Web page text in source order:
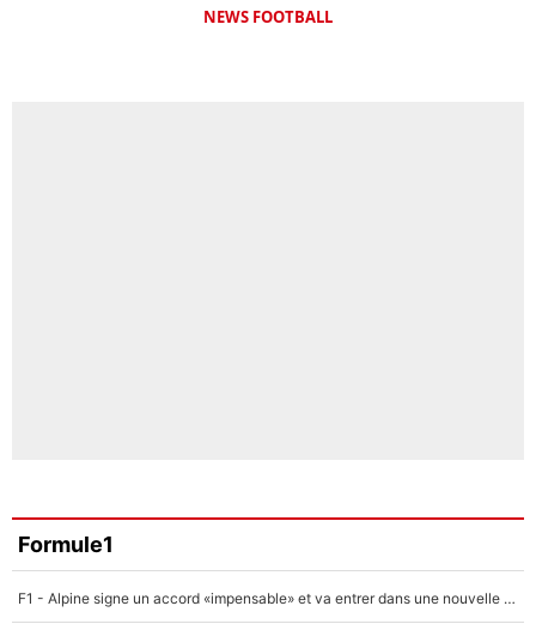
NEWS FOOTBALL
Formule1
F1 - Alpine signe un accord «impensable» et va entrer dans une nouvelle dimension : Grande nouvelle pour Pierre Gasly !